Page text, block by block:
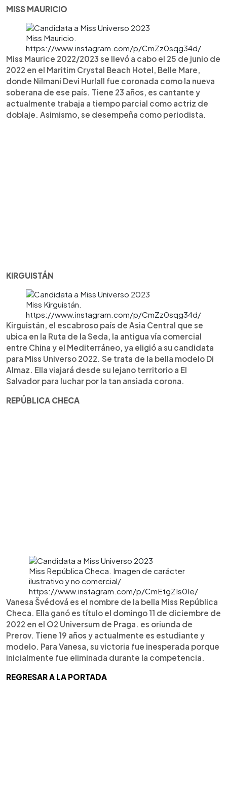
MISS MAURICIO
Miss Mauricio.
https://www.instagram.com/p/CmZz0sqg34d/
Miss Maurice 2022/2023 se llevó a cabo el 25 de junio de
2022 en el Maritim Crystal Beach Hotel, Belle Mare,
donde Nilmani Devi Hurlall fue coronada como la nueva
soberana de ese país. Tiene 23 años, es cantante y
actualmente trabaja a tiempo parcial como actriz de
doblaje. Asimismo, se desempeña como periodista.
KIRGUISTÁN
Miss Kirguistán.
https://www.instagram.com/p/CmZz0sqg34d/
Kirguistán, el escabroso país de Asia Central que se
ubica en la Ruta de la Seda, la antigua vía comercial
entre China y el Mediterráneo, ya eligió a su candidata
para Miss Universo 2022. Se trata de la bella modelo Di
Almaz. Ella viajará desde su lejano territorio a El
Salvador para luchar por la tan ansiada corona.
REPÚBLICA CHECA
Miss República Checa. Imagen de carácter
ilustrativo y no comercial/
https://www.instagram.com/p/CmEtgZIs0Ie/
Vanesa Švédová es el nombre de la bella Miss República
Checa. Ella ganó es título el domingo 11 de diciembre de
2022 en el O2 Universum de Praga. es oriunda de
Prerov. Tiene 19 años y actualmente es estudiante y
modelo. Para Vanesa, su victoria fue inesperada porque
inicialmente fue eliminada durante la competencia.
REGRESAR A LA PORTADA